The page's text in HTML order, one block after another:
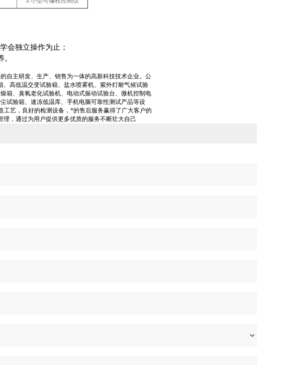
会独立操作为止；
自主研发、生产、销售为一体的高新科技技术企业。公
高低温交变试验箱、盐水喷雾机、紫外灯耐气候试验
箱、臭氧老化试验机、电动式振动试验台、微机控制电
试验箱、速冻低温库、手机电脑可靠性测试产品等设
艺，良好的检测设备，*的售后服务赢得了广大客户的
，通过为用户提供更多优质的服务不断壮大自己